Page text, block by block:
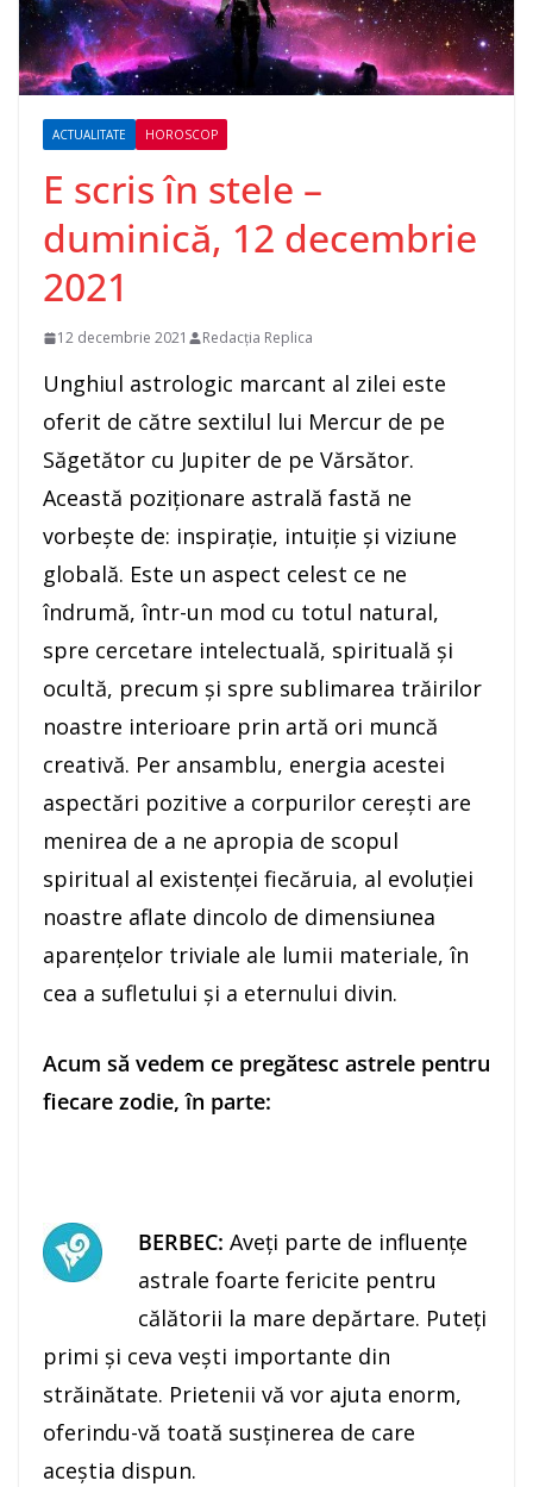
ACTUALITATE HOROSCOP
E scris în stele –
duminică, 12 decembrie
2021
12 decembrie 2021 Redacția Replica
Unghiul astrologic marcant al zilei este
oferit de către sextilul lui Mercur de pe
Săgetător cu Jupiter de pe Vărsător.
Această poziţionare astrală fastă ne
vorbește de: inspiraţie, intuiție și viziune
globală. Este un aspect celest ce ne
îndrumă, într-un mod cu totul natural,
spre cercetare intelectuală, spirituală şi
ocultă, precum şi spre sublimarea trăirilor
noastre interioare prin artă ori muncă
creativă. Per ansamblu, energia acestei
aspectări pozitive a corpurilor cereşti are
menirea de a ne apropia de scopul
spiritual al existenţei fiecăruia, al evoluţiei
noastre aflate dincolo de dimensiunea
aparenţelor triviale ale lumii materiale, în
cea a sufletului şi a eternului divin.
Acum să vedem ce pregătesc astrele pentru
fiecare zodie, în parte:
BERBEC: Aveţi parte de influenţe
astrale foarte fericite pentru
călătorii la mare depărtare. Puteţi
primi şi ceva veşti importante din
străinătate. Prietenii vă vor ajuta enorm,
oferindu-vă toată susţinerea de care
aceştia dispun.